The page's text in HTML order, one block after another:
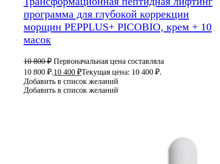
программа для глубокой коррекции
морщин PEPPLUS+ PICOBIO, крем + 10
масок
10 800₽ Первоначальная цена составляла
10 800 ₽.10 400 ₽Текущая цена: 10 400 ₽.
Добавить в список желаний
Добавить в список желаний